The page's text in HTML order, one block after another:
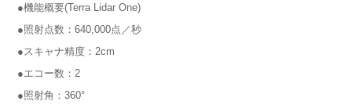
●機能概要(Terra Lidar One)
●照射点数：640,000点／秒
●スキャナ精度：2cm
●エコー数：2
●照射角：360°